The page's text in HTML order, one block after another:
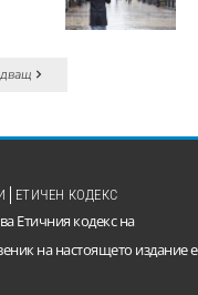
Етичния кодекс на
на настоящето издание е
ЕТИЧЕН КОДЕКС